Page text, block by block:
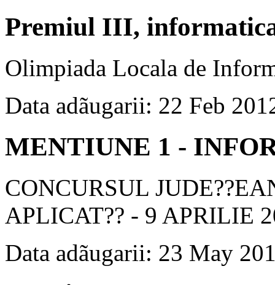
Premiul III,
Olimpiada Locala de
Data adãugarii: 22 Feb
MENTIUNE 1 -
CONCURSUL
APLICAT?? - 9 APRILIE
Data adãugarii: 23 May